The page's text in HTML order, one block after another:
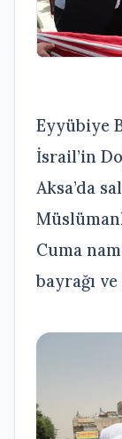
Eyyübiye
İsrail’in
Aksa’da
Cuma
bayrağı